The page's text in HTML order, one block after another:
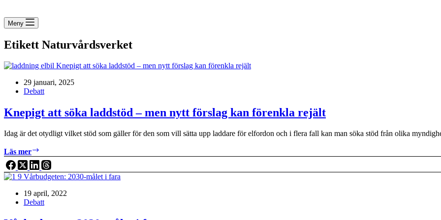
Meny
Etikett Naturvårdsverket
29 januari, 2025
Debatt
Knepigt att söka laddstöd – men nytt förslag kan förenkla rejält
Idag är det otydligt vilket stöd som gäller för den som vill sätta upp laddare för elfordon och i flera fall kan man söka stöd från olika
Läs mer
att
söka
laddstöd
men
nytt
19 april, 2022
Debatt